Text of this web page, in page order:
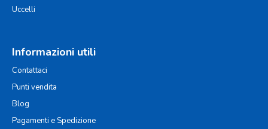
Uccelli
Informazioni utili
Contattaci
Punti vendita
Blog
Pagamenti e Spedizione